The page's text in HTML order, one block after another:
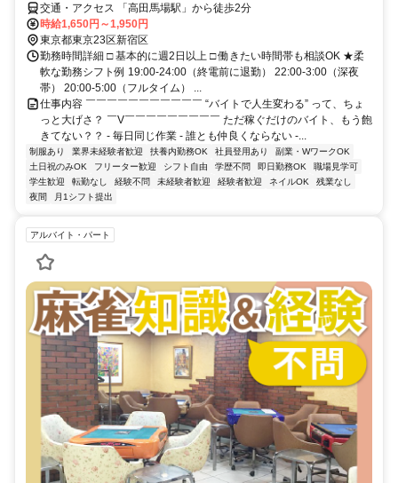
交通・アクセス 「高田馬場駅」から徒歩2分
時給1,650円～1,950円
東京都東京23区新宿区
勤務時間詳細 □ 基本的に週2日以上 □ 働きたい時間帯も相談OK ★柔
軟な勤務シフト例 19:00-24:00（終電前に退勤） 22:00-3:00（深夜
帯） 20:00-5:00（フルタイム） ...
仕事内容 ￣￣￣￣￣￣￣￣￣￣￣ “バイトで人生変わる” って、ちょ
っと大げさ？ ￣V￣￣￣￣￣￣￣￣￣ ただ稼ぐだけのバイト、もう飽
きてない？？ - 毎日同じ作業 - 誰とも仲良くならない -...
制服あり 業界未経験者歓迎 扶養内勤務OK 社員登用あり
副業・WワークOK
土日祝のみOK
フリーター歓迎 シフト自由 学歴不問 即日勤務OK
職場見学可
学生歓迎
転勤なし 経験不問 未経験者歓迎 経験者歓迎 ネイルOK
残業なし
夜間
月1シフト提出
アルバイト・パート